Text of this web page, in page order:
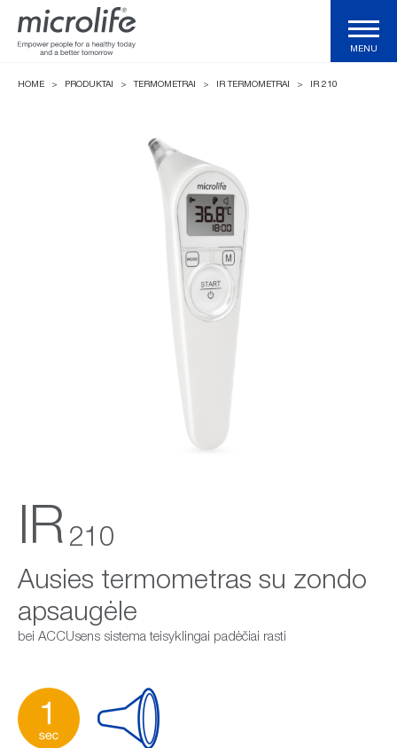
WatchBP matuokliai
MENU
HOME > PRODUKTAI > TERMOMETRAI > IR TERMOMETRAI > IR 210
IR 210
Ausies termometras su zondo
apsaugėle
bei ACCUsens sistema teisyklingai padėčiai rasti